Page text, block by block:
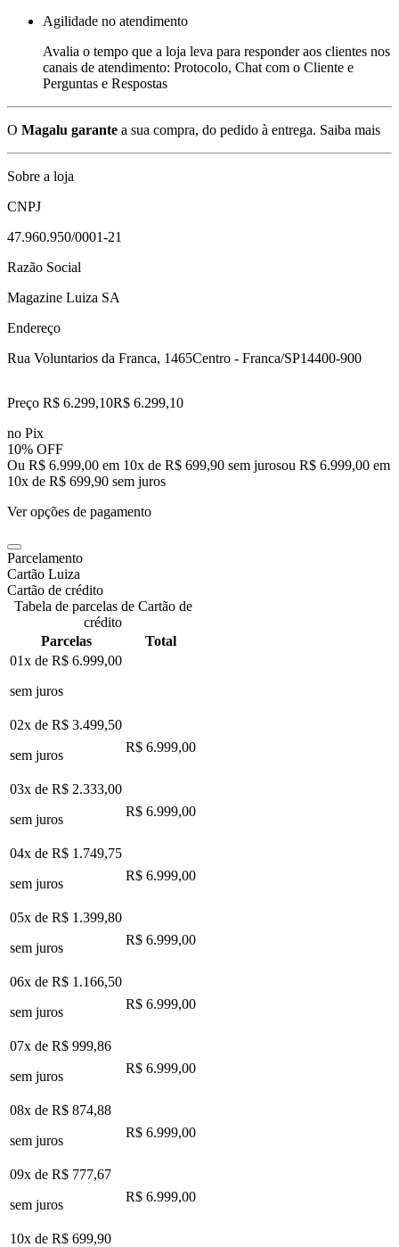
Agilidade no atendimento
Avalia o tempo que a loja leva para responder aos clientes nos
canais de atendimento: Protocolo, Chat com o Cliente e
Perguntas e Respostas
O Magalu garante a sua compra, do pedido à entrega. Saiba mais
Sobre a loja
CNPJ
47.960.950/0001-21
Razão Social
Magazine Luiza SA
Endereço
Rua Voluntarios da Franca, 1465Centro - Franca/SP14400-900
Preço R$ 6.299,10R$ 6.299,10
no Pix
10% OFF
Ou R$ 6.999,00 em 10x de R$ 699,90 sem jurosou R$ 6.999,00 em
10x de R$ 699,90 sem juros
Ver opções de pagamento
Parcelamento
Cartão Luiza
Cartão de crédito
Tabela de parcelas de Cartão de
crédito
Parcelas
Total
01x de R$ 6.999,00
sem juros
02x de R$ 3.499,50
sem juros
R$ 6.999,00
03x de R$ 2.333,00
sem juros
R$ 6.999,00
04x de R$ 1.749,75
sem juros
R$ 6.999,00
05x de R$ 1.399,80
sem juros
R$ 6.999,00
06x de R$ 1.166,50
sem juros
R$ 6.999,00
07x de R$ 999,86
sem juros
R$ 6.999,00
08x de R$ 874,88
sem juros
R$ 6.999,00
09x de R$ 777,67
sem juros
R$ 6.999,00
10x de R$ 699,90